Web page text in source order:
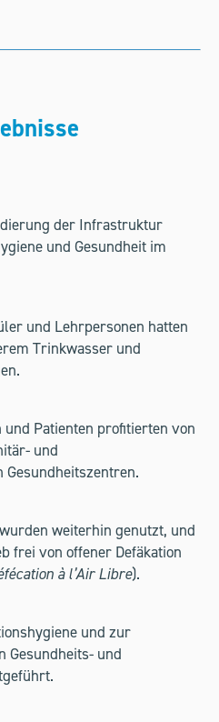
der Infrastruktur
und Gesundheit im
und Lehrpersonen hatten
Trinkwasser und
und Patienten profitierten von
und
weiterhin genutzt, und
frei von offener Defäkation
à l’Air Libre).
und zur
Gesundheits- und